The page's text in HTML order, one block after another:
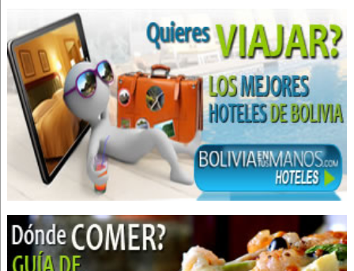
Centro de Convenciones
Hoteles
Hotelería
Hotels
Alojamientos
Hoteles Boutique
Hospedajes
Apart Hoteles